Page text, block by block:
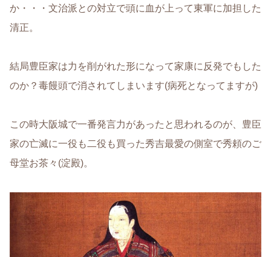
か・・・文治派との対立で頭に血が上って東軍に加担した
清正。
結局豊臣家は力を削がれた形になって家康に反発でもした
のか？毒饅頭で消されてしまいます(病死となってますが)
この時大阪城で一番発言力があったと思われるのが、豊臣
家の亡滅に一役も二役も買った秀吉最愛の側室で秀頼のご
母堂お茶々(淀殿)。